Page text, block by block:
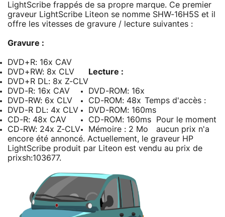
LightScribe frappés de sa propre marque. Ce premier
graveur LightScribe Liteon se nomme SHW-16H5S et il
offre les vitesses de gravure / lecture suivantes :
Gravure :
DVD+R: 16x CAV
DVD+RW: 8x CLV
DVD+R DL: 8x Z-CLV
DVD-R: 16x CAV
DVD-RW: 6x CLV
DVD-R DL: 4x CLV
CD-R: 48x CAV
CD-RW: 24x Z-CLV
Lecture :
DVD-ROM: 16x
CD-ROM: 48x Temps d'accès :
DVD-ROM: 160ms
CD-ROM: 160ms
Mémoire : 2 Mo
Pour le moment
aucun prix n'a
encore été annoncé. Actuellement, le graveur HP
LightScribe produit par Liteon est vendu au prix de
prixsh:103677.